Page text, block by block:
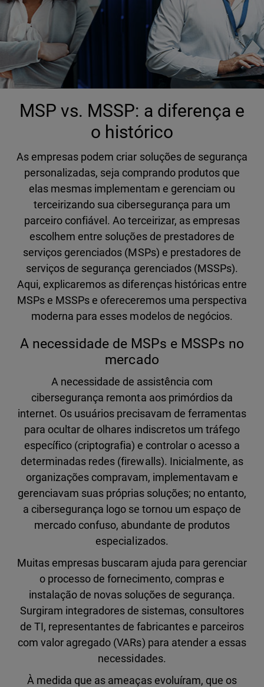
MSP vs. MSSP: a diferença e
o histórico
As empresas podem criar soluções de segurança
personalizadas, seja comprando produtos que
elas mesmas implementam e gerenciam ou
terceirizando sua cibersegurança para um
parceiro confiável. Ao terceirizar, as empresas
escolhem entre soluções de prestadores de
serviços gerenciados (MSPs) e prestadores de
serviços de segurança gerenciados (MSSPs).
Aqui, explicaremos as diferenças históricas entre
MSPs e MSSPs e ofereceremos uma perspectiva
moderna para esses modelos de negócios.
A necessidade de MSPs e MSSPs no
mercado
A necessidade de assistência com
cibersegurança remonta aos primórdios da
internet. Os usuários precisavam de ferramentas
para ocultar de olhares indiscretos um tráfego
específico (criptografia) e controlar o acesso a
determinadas redes (firewalls). Inicialmente, as
organizações compravam, implementavam e
gerenciavam suas próprias soluções; no entanto,
a cibersegurança logo se tornou um espaço de
mercado confuso, abundante de produtos
especializados.
Muitas empresas buscaram ajuda para gerenciar
o processo de fornecimento, compras e
instalação de novas soluções de segurança.
Surgiram integradores de sistemas, consultores
de TI, representantes de fabricantes e parceiros
com valor agregado (VARs) para atender a essas
necessidades.
À medida que as ameaças evoluíram, que os